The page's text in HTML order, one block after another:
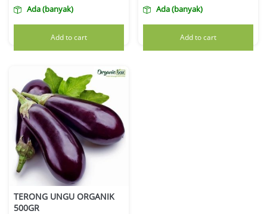
Ada (banyak)
Add to cart
Ada (banyak)
Add to cart
TERONG UNGU ORGANIK
500GR